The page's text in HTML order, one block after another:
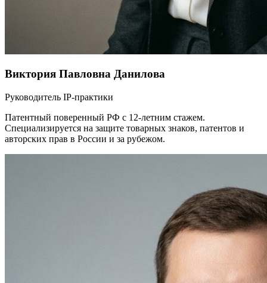
Виктория Павловна Данилова
Руководитель IP-практики
Патентный поверенный РФ с 12-летним стажем.
Специализируется на защите товарных знаков, патентов и
авторских прав в России и за рубежом.